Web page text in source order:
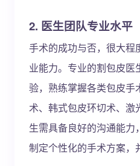
2. 医生团队专业水平
手术的成功与否，很大程
业能力。专业的割包皮
验，熟练掌握各类包皮手
术、韩式包皮环切术、激
生需具备良好的沟通能
制定个性化的手术方案，